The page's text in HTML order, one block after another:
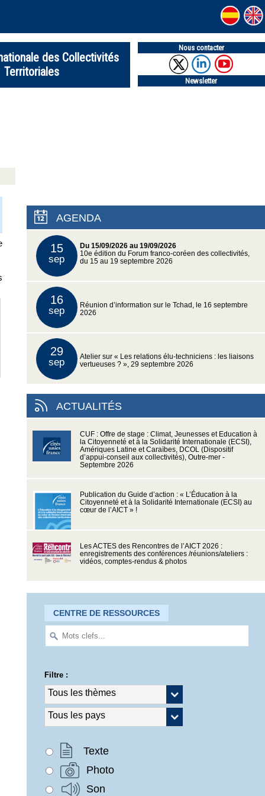
des Collectivités
Territoriales
Nous contacter
Newsletter
AGENDA
15
sep
Du 15/09/2026 au 19/09/2026
10e édition du Forum franco-coréen des collectivités,
du 15 au 19 septembre 2026
16
sep
Réunion d’information sur le Tchad, le 16 septembre
2026
29
sep
Atelier sur « Les relations élu-techniciens : les liaisons
vertueuses ? », 29 septembre 2026
ACTUALITÉS
CUF : Offre de stage : Climat, Jeunesses et Education à
la Citoyenneté et à la Solidarité Internationale (ECSI),
Amériques Latine et Caraïbes, DCOL (Dispositif
d’appui-conseil aux collectivités), Outre-mer -
Septembre 2026
Publication du Guide d’action : « L’Éducation à la
Citoyenneté et à la Solidarité Internationale (ECSI) au
cœur de l’AICT » !
Les ACTES des Rencontres de l’AICT 2026 :
enregistrements des conférences /réunions/ateliers :
vidéos, comptes-rendus & photos
CENTRE DE RESSOURCES
Filtre :
Texte
Photo
Son